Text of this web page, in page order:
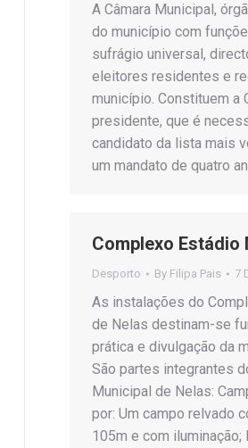
A Câmara Municipal,
do município com
sufrágio universal,
eleitores residentes e
município. Constituem a
presidente, que é
candidato da lista mais
um mandato de quatro
Complexo Estádio
Desporto By Filipa Pais 7
As instalações do
de Nelas destinam-se
prática e divulgação da
São partes integrantes
Municipal de Nelas:
por: Um campo relvado
105m e com